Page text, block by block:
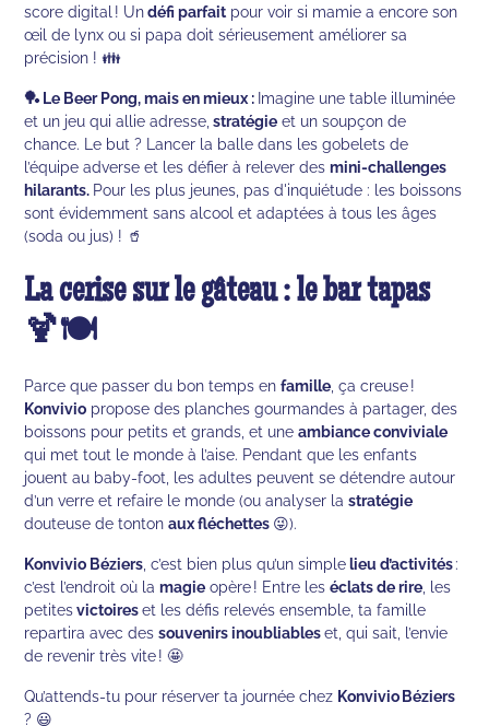
score digital ! Undéfi parfait pour voir si mamie a encore son
œil de lynx ou si papa doit sérieusement améliorer sa
précision ! 👪
🏓 Le Beer Pong, mais en mieux : Imagine une table illuminée
et un jeu qui allie adresse, stratégie et un soupçon de
chance. Le but ? Lancer la balle dans les gobelets de
l’équipe adverse et les défier à relever desmini-challenges
hilarants. Pour les plus jeunes, pas d'inquiétude : les boissons
sont évidemment sans alcool et adaptées à tous les âges
(soda ou jus) ! 🥤
La cerise sur le gâteau : le bar tapas
🍹🍽️
Parce que passer du bon temps enfamille , ça creuse !
Konvivio propose des planches gourmandes à partager, des
boissons pour petits et grands, et uneambiance conviviale
qui met tout le monde à l’aise. Pendant que les enfants
jouent au baby-foot, les adultes peuvent se détendre autour
d’un verre et refaire le monde (ou analyser lastratégie
douteuse de tontonaux fléchettes 😜).
Konvivio Béziers , c’est bien plus qu’un simplelieu d’activités:
c’est l’endroit où lamagie opère ! Entre leséclats de rire , les
petitesvictoireset les défis relevés ensemble, ta famille
repartira avec dessouvenirs inoubliableset, qui sait, l’envie
de revenir très vite ! 🤩
Qu’attends-tu pour réserver ta journée chez Konvivio Béziers
? 😃